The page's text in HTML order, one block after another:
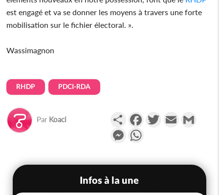
est engagé et va se donner les moyens à travers une forte
mobilisation sur le fichier électoral. ».
Wassimagnon
RHDP PDCI-RDA
Par Koaci PartagerFacebookTwitterEmail
Messenger
Infos à la une